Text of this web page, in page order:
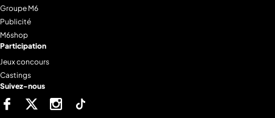
Groupe M6
Publicité
M6shop
Participation
Jeux concours
Castings
Suivez-nous
FacebookTwitter Instagram